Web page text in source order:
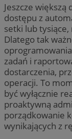
Jeszcze większą
dostępu z
setki lub tysiące,
Dlatego tak
zadań i
dostarczenia,
operacji. To
być wyłącznie
proaktywną
porządkowanie
wynikających z